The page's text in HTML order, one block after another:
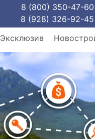
8 (800) 350-47-60
8 (928) 326-92-45
Эксклюзив